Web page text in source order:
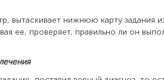
вытаскивает нижнюю карту задания
ее, проверяет, правильно ли он